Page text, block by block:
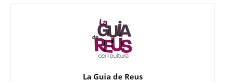
La Guia de Reus